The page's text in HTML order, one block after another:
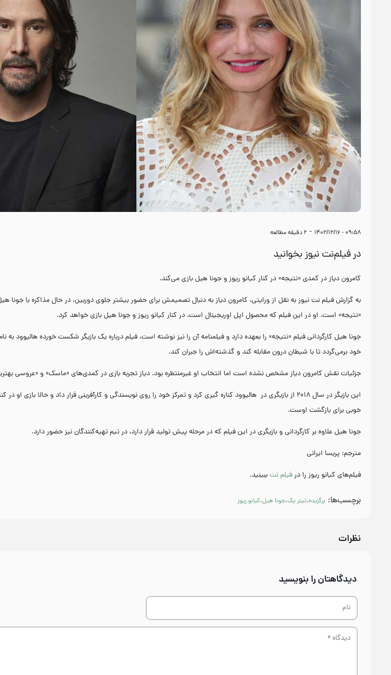
۰۹:۵۸ - ۱۴۰۲/۱۲/۱۶ -
2 دقیقه مطالعه
در فیلم‌نت نیوز بخوانید
کامرون دیاز در کمدی «نتیجه» در کنار کیانو ریوز و جونا هیل بازی می‌کند.
به گزارش فیلم نت نیوز به نقل از ورایتی، کامرون دیاز به دنبال تصمیمش برای حضور بیشتر جلوی دوربین، در حال مذاکره با جونا
«نتیجه» است. او در این فیلم که محصول اپل اوریجینال است، در کنار کیانو ریوز و جونا هیل بازی خواهد کرد.
جونا هیل کارگردانی فیلم «نتیجه» را بعهده دارد و فیلمنامه آن را نیز نوشته است، فیلم درباره یک بازیگر شکست خورده هالیوود
خود برمی‌گردد تا با شیطان درون مقابله کند و گذشته‌اش را جبران کند.
جزئیات نقش کامرون دیاز مشخص نشده است اما انتخاب او غیرمنتظره بود. دیاز تجربه بازی در کمدی‌های «ماسک» و «عروسی
این بازیگر در سال ۲۰۱۸ از بازیگری در هالیوود کناره گیری کرد و تمرکز خود را روی نویسندگی و کارآفرینی قرار داد و حالا بازی
خوبی برای بازگشت اوست.
جونا هیل علاوه بر کارگردانی و بازیگری در این فیلم که در مرحله پیش تولید قرار دارد، در تیم تهیه‌کنندگان نیز حضور دارد.
مترجم: پریسا ایرانی
فیلم‌های کیانو ریوز را درفیلم نتببینید.
برچسب‌ها: برگزیده،تیتر یک،جونا هیل،کیانو ریوز
نظرات
دیدگاهتان را بنویسید